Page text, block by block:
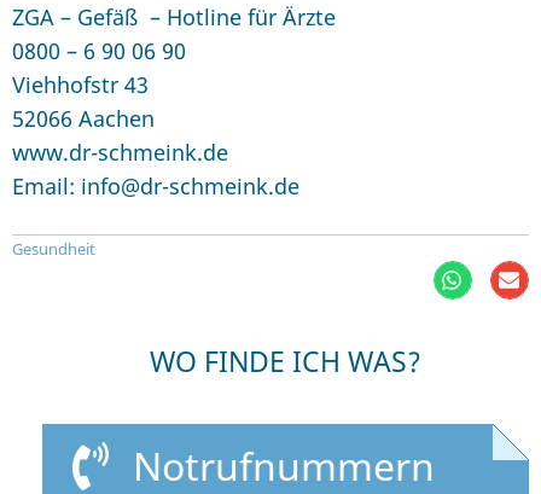
ZGA – Gefäß – Hotline für Ärzte
0800 – 6 90 06 90
Viehhofstr 43
52066 Aachen
www.dr-schmeink.de
Email: info@dr-schmeink.de
Gesundheit
WO FINDE ICH WAS?
Notrufnummern